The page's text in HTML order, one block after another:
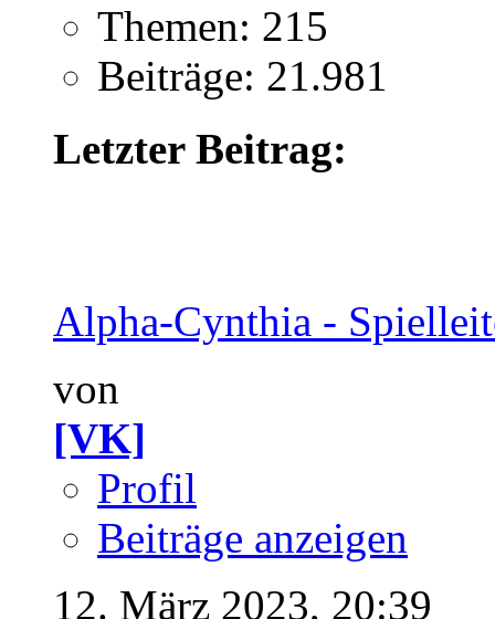
Themen: 215
Beiträge: 21.981
Letzter Beitrag:
Alpha-Cynthia -
von
[VK]
Profil
Beiträge anzeigen
12. März 2023, 20:39